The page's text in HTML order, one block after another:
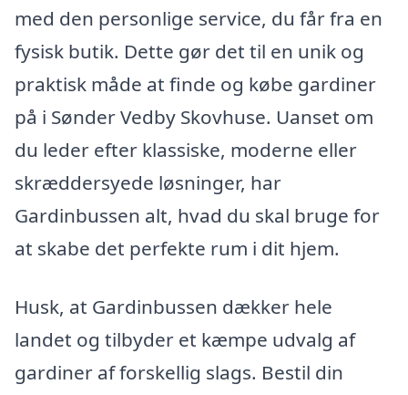
med den personlige service, du får fra en
fysisk butik. Dette gør det til en unik og
praktisk måde at finde og købe gardiner
på i Sønder Vedby Skovhuse. Uanset om
du leder efter klassiske, moderne eller
skræddersyede løsninger, har
Gardinbussen alt, hvad du skal bruge for
at skabe det perfekte rum i dit hjem.
Husk, at Gardinbussen dækker hele
landet og tilbyder et kæmpe udvalg af
gardiner af forskellig slags. Bestil din